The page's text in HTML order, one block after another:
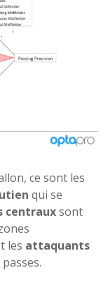
ce sont les
qui se
centrauxsont
les attaquants